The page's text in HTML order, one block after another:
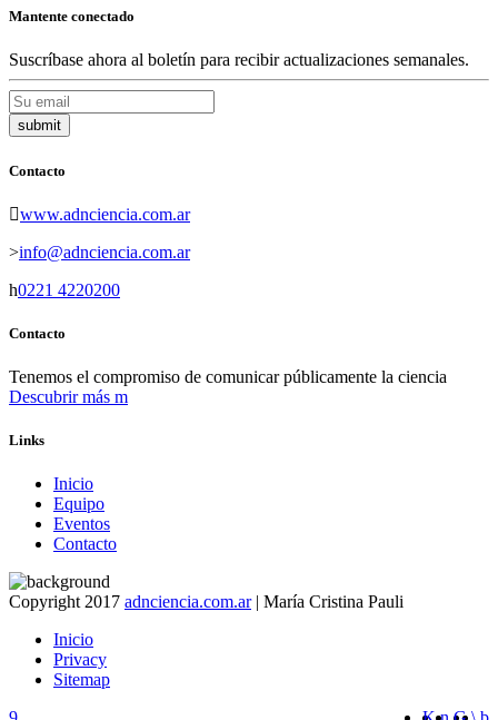
Mantente conectado
Suscríbase ahora al boletín para recibir actualizaciones semanales.
Contacto
www.adnciencia.com.ar
info@adnciencia.com.ar
0221 4220200
Contacto
Tenemos el compromiso de comunicar públicamente la ciencia
Descubrir más
Links
Inicio
Equipo
Eventos
Contacto
Copyright 2017 adnciencia.com.ar| María Cristina Pauli
Inicio
Privacy
Sitemap